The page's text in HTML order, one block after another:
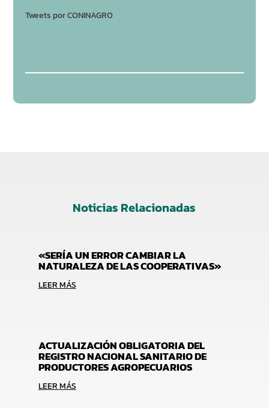
Tweets por CONINAGRO
Noticias Relacionadas
«SERÍA UN ERROR CAMBIAR LA
NATURALEZA DE LAS COOPERATIVAS»
LEER MÁS
ACTUALIZACIÓN OBLIGATORIA DEL
REGISTRO NACIONAL SANITARIO DE
PRODUCTORES AGROPECUARIOS
LEER MÁS